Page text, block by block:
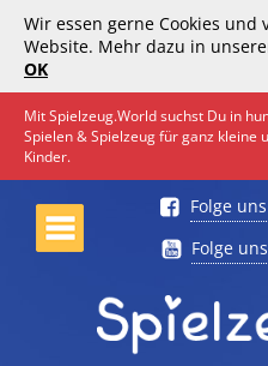
Wir essen gerne Cookies
Website. Mehr dazu in
OK
Mit Spielzeug.World suchst Du in
Spielen & Spielzeug für ganz kleine
Kinder.
Folge
Folge